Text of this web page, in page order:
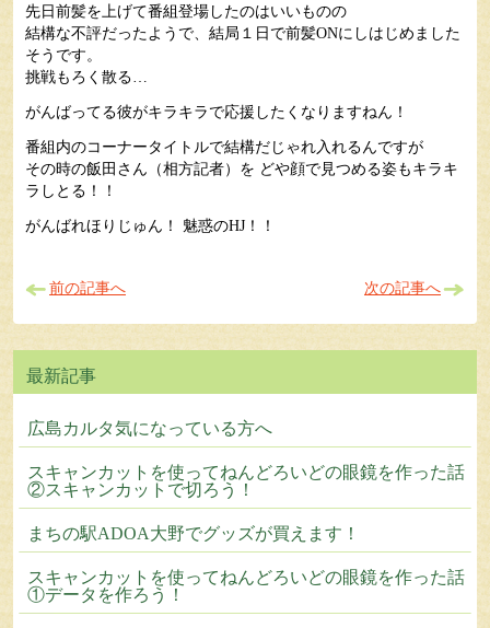
先日前髪を上げて番組登場したのはいいものの
結構な不評だったようで、結局１日で前髪ONにしはじめました
そうです。
挑戦もろく散る…
がんばってる彼がキラキラで応援したくなりますねん！
番組内のコーナータイトルで結構だじゃれ入れるんですが
その時の飯田さん（相方記者）を どや顔で見つめる姿もキラキ
ラしとる！！
がんばれほりじゅん！ 魅惑のHJ！！
前の記事へ 次の記事へ
広島カルタ気になっている方へ
スキャンカットを使ってねんどろいどの眼鏡を作った話
②スキャンカットで切ろう！
まちの駅ADOA大野でグッズが買えます！
スキャンカットを使ってねんどろいどの眼鏡を作った話
①データを作ろう！